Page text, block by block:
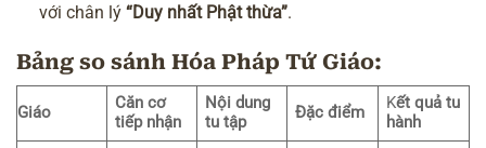
với chân lý “Duy nhất Phật thừa”.
Bảng so sánh Hóa Pháp Tứ Giáo:
Giáo
Căn cơ
tiếp nhận
Nội dung
tu tập
Đặc điểm
Kết quả tu
hành